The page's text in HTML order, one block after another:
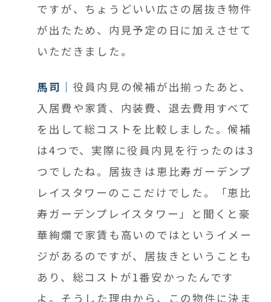
ですが、ちょうどいい広さの居抜き物件
が出たため、内見予定の日に加えさせて
いただきました。
馬司
役員内見の候補が出揃ったあと、
入居費や家賃、内装費、退去費用すべて
を出して総コストを比較しました。候補
は4つで、実際に役員内見を行ったのは3
つでしたね。居抜きは恵比寿ガーデンプ
レイスタワーのここだけでした。「恵比
寿ガーデンプレイスタワー」と聞くと豪
華絢爛で家賃も高いのではというイメー
ジがあるのですが、居抜きということも
あり、総コストが1番安かったんです
よ。そうした理由から、この物件に決ま